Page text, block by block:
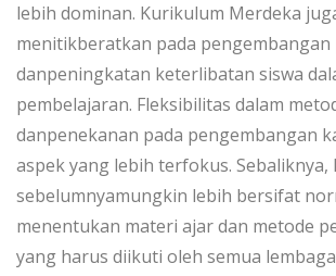
lebih dominan. Kurikulum Merdeka
menitikberatkan pada
danpeningkatan keterlibatan siswa
pembelajaran. Fleksibilitas dalam
danpenekanan pada pengembangan
aspek yang lebih terfokus.
sebelumnyamungkin lebih bersifat
menentukan materi ajar dan metode
yang harus diikuti oleh semua